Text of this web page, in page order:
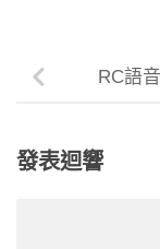
RC語
發表迴響